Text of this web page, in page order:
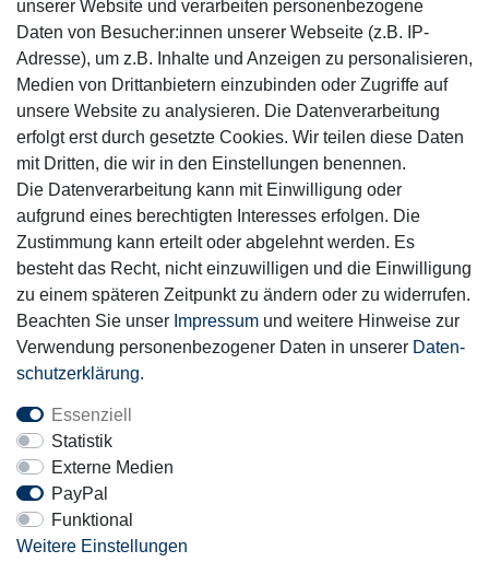
Mitglied
Motor-Fit
© Copyright 2026 | Alle Rechte vorbehalten.
unserer Website und verarbeiten personenbezogene
Daten von Besucher:innen unserer Webseite (z.B. IP-
Adresse), um z.B. Inhalte und Anzeigen zu personalisieren,
Medien von Drittanbietern einzubinden oder Zugriffe auf
unsere Website zu analysieren. Die Datenverarbeitung
erfolgt erst durch gesetzte Cookies. Wir teilen diese Daten
mit Dritten, die wir in den Einstellungen benennen.
Die Datenverarbeitung kann mit Einwilligung oder
aufgrund eines berechtigten Interesses erfolgen. Die
Zustimmung kann erteilt oder abgelehnt werden. Es
besteht das Recht, nicht einzuwilligen und die Einwilligung
zu einem späteren Zeitpunkt zu ändern oder zu widerrufen.
Beachten Sie unser Impressum und weitere Hinweise zur
Verwendung personenbezogener Daten in unserer Daten­
schutz­erklärung.
Essenziell
Statistik
Externe Medien
PayPal
Funktional
Weitere Einstellungen